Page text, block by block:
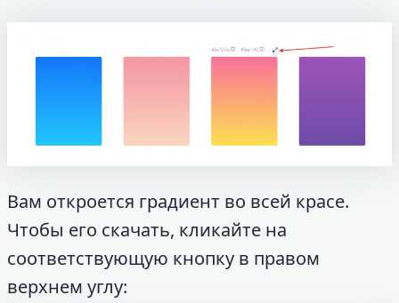
Вам откроется градиент во всей красе.
Чтобы его скачать, кликайте на
соответствующую кнопку в правом
верхнем углу: